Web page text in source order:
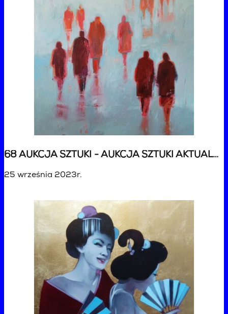
68 AUKCJA SZTUKI - AUKCJA SZTUKI AKTUALNEJ
25 września 2023r.